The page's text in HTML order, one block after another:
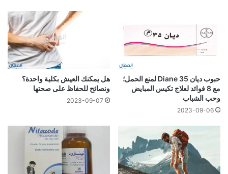
حبوب ديان 35 Diane لمنع الحمل؛
مع 8 فوائد لعلاج تكيس المبايض
وحب الشباب
2023-09-06
هل يمكنك العيش بكلية واحدة؟
ونصائح للحفاظ على صحتها
2023-09-07